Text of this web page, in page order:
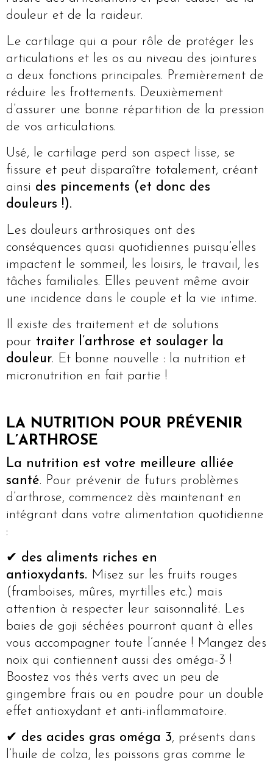
douleur et de la raideur.
Le cartilage qui a pour rôle de protéger les
articulations et les os au niveau des jointures
a deux fonctions principales. Premièrement de
réduire les frottements. Deuxièmement
d’assurer une bonne répartition de la pression
de vos articulations.
Usé, le cartilage perd son aspect lisse, se
fissure et peut disparaître totalement, créant
ainsi des pincements (et donc des
douleurs !).
Les douleurs arthrosiques ont des
conséquences quasi quotidiennes puisqu’elles
impactent le sommeil, les loisirs, le travail, les
tâches familiales. Elles peuvent même avoir
une incidence dans le couple et la vie intime.
Il existe des traitement et de solutions
pour traiter l’arthrose et soulager la
douleur. Et bonne nouvelle : la nutrition et
micronutrition en fait partie !
LA NUTRITION POUR PRÉVENIR
L’ARTHROSE
La nutrition est votre meilleure alliée
santé. Pour prévenir de futurs problèmes
d’arthrose, commencez dès maintenant en
intégrant dans votre alimentation quotidienne
:
✔ des aliments riches en
antioxydants. Misez sur les fruits rouges
(framboises, mûres, myrtilles etc.) mais
attention à respecter leur saisonnalité. Les
baies de goji séchées pourront quant à elles
vous accompagner toute l’année ! Mangez des
noix qui contiennent aussi des oméga-3 !
Boostez vos thés verts avec un peu de
gingembre frais ou en poudre pour un double
effet antioxydant et anti-inflammatoire.
✔ des acides gras oméga 3, présents dans
l’huile de colza, les poissons gras comme le